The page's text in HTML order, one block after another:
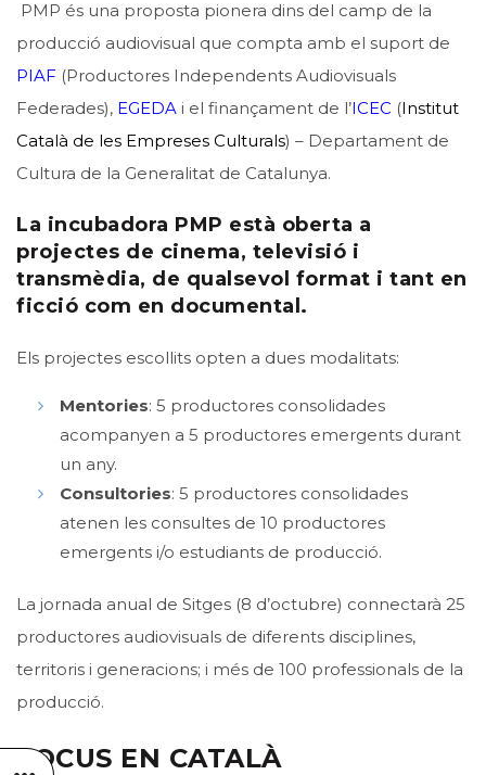
PMP és una proposta pionera dins del camp de la
producció audiovisual que compta amb el suport de
PIAF (Productores Independents Audiovisuals
Federades), EGEDA i el finançament de l’ICEC (Institut
Català de les Empreses Culturals) – Departament de
Cultura de la Generalitat de Catalunya.
La incubadora PMP està oberta a
projectes de cinema, televisió i
transmèdia, de qualsevol format i tant en
ficció com en documental.
Els projectes escollits opten a dues modalitats:
Mentories: 5 productores consolidades
acompanyen a 5 productores emergents durant
un any.
Consultories: 5 productores consolidades
atenen les consultes de 10 productores
emergents i/o estudiants de producció.
La jornada anual de Sitges (8 d’octubre) connectarà 25
productores audiovisuals de diferents disciplines,
territoris i generacions; i més de 100 professionals de la
producció.
FOCUS EN CATALÀ